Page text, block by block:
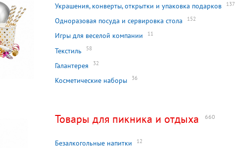
Украшения, конверты, открытки и упаковка подарков 137
Одноразовая посуда и сервировка стола 152
Игры для веселой компании 11
Текстиль 58
Галантерея 32
Косметические наборы 36
Товары для пикника и отдыха 660
Безалкогольные напитки 12